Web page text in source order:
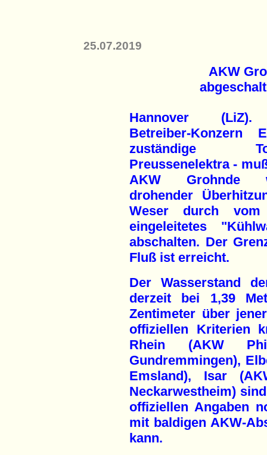
25.07.2019
AKW
Hannover
Betreiber-Konzern
zuständige
Preussenelektra -
AKW Grohnde
drohender
Weser durch vom
eingeleitetes
abschalten. Der
Fluß ist erreicht.
Der Wasserstand
derzeit bei 1,39
Zentimeter über
offiziellen Kriterien
Rhein (AKW
Gundremmingen),
Emsland), Isar
Neckarwestheim)
offiziellen Angaben
mit baldigen AKW-
kann.